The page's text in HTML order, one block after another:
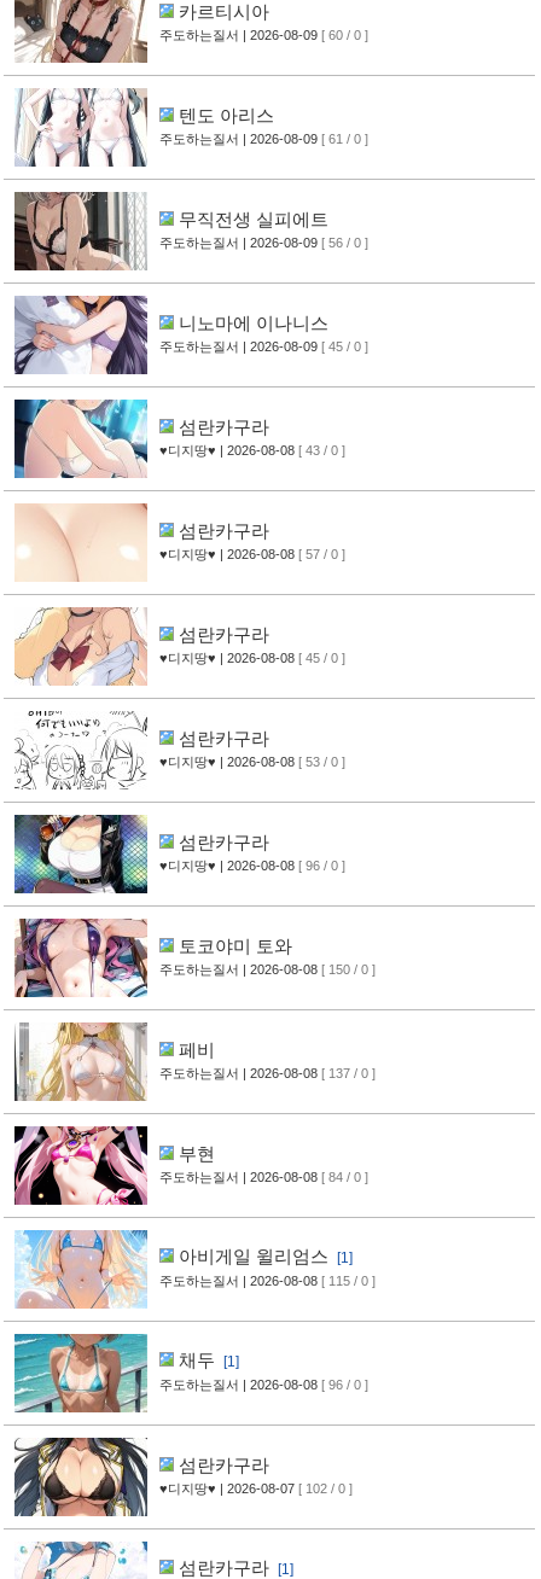
카르티시아
주도하는질서 | 2026-08-09 [ 60 / 0 ]
텐도 아리스
주도하는질서 | 2026-08-09 [ 61 / 0 ]
무직전생 실피에트
주도하는질서 | 2026-08-09 [ 56 / 0 ]
니노마에 이나니스
주도하는질서 | 2026-08-09 [ 45 / 0 ]
섬란카구라
♥디지땅♥ | 2026-08-08 [ 43 / 0 ]
섬란카구라
♥디지땅♥ | 2026-08-08 [ 57 / 0 ]
섬란카구라
♥디지땅♥ | 2026-08-08 [ 45 / 0 ]
섬란카구라
♥디지땅♥ | 2026-08-08 [ 53 / 0 ]
섬란카구라
♥디지땅♥ | 2026-08-08 [ 96 / 0 ]
토코야미 토와
주도하는질서 | 2026-08-08 [ 150 / 0 ]
페비
주도하는질서 | 2026-08-08 [ 137 / 0 ]
부현
주도하는질서 | 2026-08-08 [ 84 / 0 ]
아비게일 윌리엄스 [1]
주도하는질서 | 2026-08-08 [ 115 / 0 ]
채두 [1]
주도하는질서 | 2026-08-08 [ 96 / 0 ]
섬란카구라
♥디지땅♥ | 2026-08-07 [ 102 / 0 ]
섬란카구라 [1]